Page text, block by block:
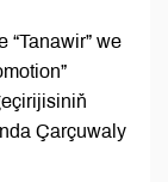
“Tanawir” we
Çarçuwaly